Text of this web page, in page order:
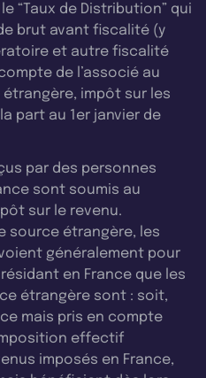
“Taux de Distribution” qui
brut avant fiscalité (y
et autre fiscalité
de l’associé au
impôt sur les
part au 1er janvier de
par des personnes
sont soumis au
sur le revenu.
source étrangère, les
généralement pour
en France que les
étrangère sont : soit,
mais pris en compte
effectif
imposés en France,